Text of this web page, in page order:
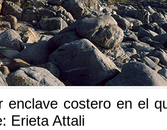
enclave costero en el
Erieta Attali